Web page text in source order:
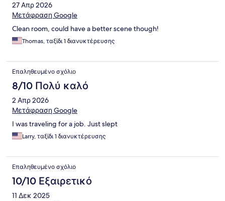
27 Απρ 2026
Μετάφραση Google
Clean room, could have a better scene though!
Thomas, ταξίδι 1 διανυκτέρευσης
Επαληθευμένο σχόλιο
8/10 Πολύ καλό
2 Απρ 2026
Μετάφραση Google
I was traveling for a job. Just slept
Larry, ταξίδι 1 διανυκτέρευσης
Επαληθευμένο σχόλιο
10/10 Εξαιρετικό
11 Δεκ 2025